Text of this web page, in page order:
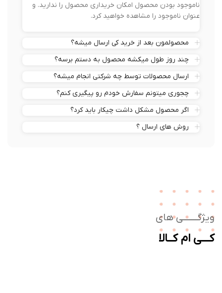
ناموجود بودن محصول امکان خریداری محصول را ندارید. و
عنوان ناموجود را مشاهده خواهید کرد.
محصولمون بعد از خرید کی ارسال میشه؟
چند روز طول میکشه محصول به دستم برسه؟
ارسال محصولات توسط چه شرکتی انجام میشه؟
چجوری میتونم سفارش خودم رو پیگیری کنم؟
اگر محصول مشکل داشت چیکار باید کرد؟
روش های ارسال ؟
های
ام کــالا